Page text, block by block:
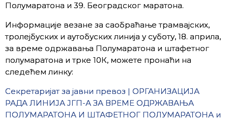
Полумаратона и 39. Београдског маратона.
Информације везане за саобраћање трамвајских,
тролејбуских и аутобуских линија у суботу, 18. априла,
за време одржавања Полумаратона и штафетног
полумаратона и трке 10К, можете пронаћи на
следећем линку:
Секретаријат за јавни превоз | ОРГАНИЗАЦИЈА
РАДА ЛИНИЈА ЈГП-А ЗА ВРЕМЕ ОДРЖАВАЊА
ПОЛУМАРАТОНА И ШТАФЕТНОГ ПОЛУМАРАТОНА и